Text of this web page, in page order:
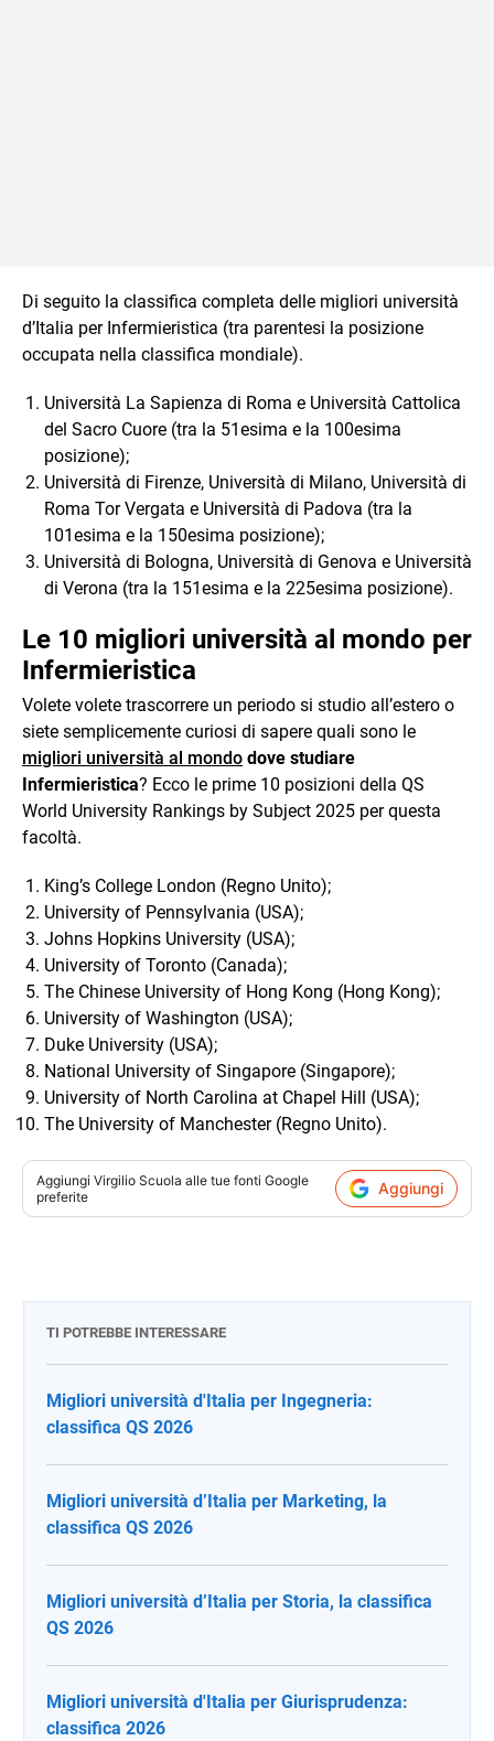
Di seguito la classifica completa delle migliori università
d’Italia per Infermieristica (tra parentesi la posizione
occupata nella classifica mondiale).
Università La Sapienza di Roma e Università Cattolica
del Sacro Cuore (tra la 51esima e la 100esima
posizione);
Università di Firenze, Università di Milano, Università di
Roma Tor Vergata e Università di Padova (tra la
101esima e la 150esima posizione);
Università di Bologna, Università di Genova e Università
di Verona (tra la 151esima e la 225esima posizione).
Le 10 migliori università al mondo per
Infermieristica
Volete volete trascorrere un periodo si studio all’estero o
siete semplicemente curiosi di sapere quali sono le
migliori università al mondo dove studiare
Infermieristica? Ecco le prime 10 posizioni della QS
World University Rankings by Subject 2025 per questa
facoltà.
King’s College London (Regno Unito);
University of Pennsylvania (USA);
Johns Hopkins University (USA);
University of Toronto (Canada);
The Chinese University of Hong Kong (Hong Kong);
University of Washington (USA);
Duke University (USA);
National University of Singapore (Singapore);
University of North Carolina at Chapel Hill (USA);
The University of Manchester (Regno Unito).
Aggiungi Virgilio Scuola alle tue fonti Google
preferite
Aggiungi
TI POTREBBE INTERESSARE
Migliori università d'Italia per Ingegneria:
classifica QS 2026
Migliori università d’Italia per Marketing, la
classifica QS 2026
Migliori università d’Italia per Storia, la classifica
QS 2026
Migliori università d'Italia per Giurisprudenza:
classifica 2026